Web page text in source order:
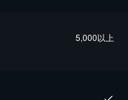
5,000以上